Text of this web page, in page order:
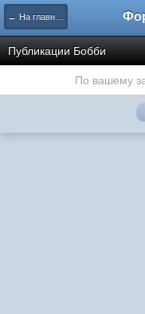
← На главную
Публикации Бобби
По вашему